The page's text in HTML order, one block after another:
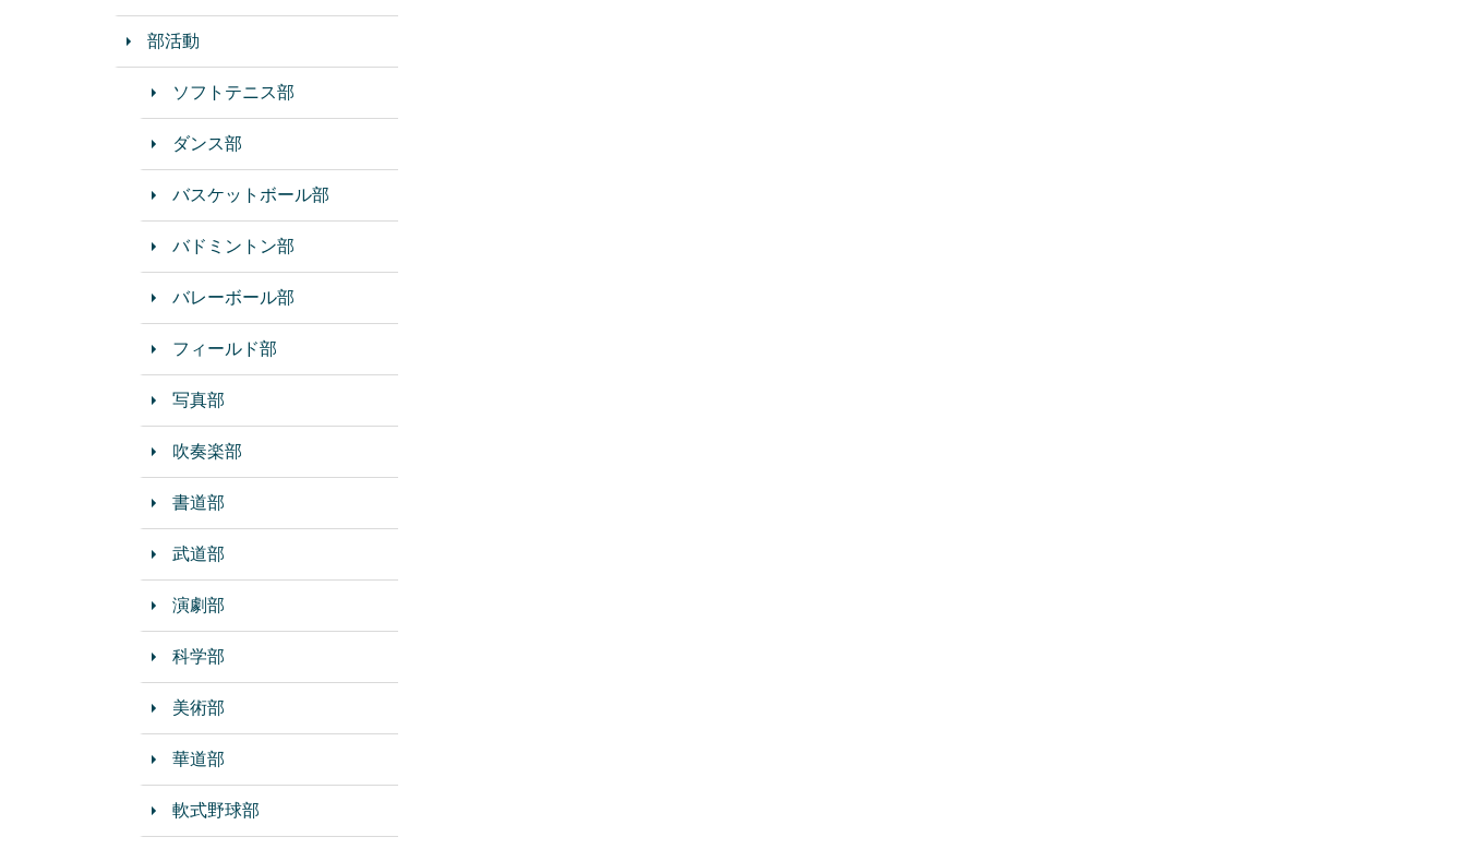
部活動
ソフトテニス部
ダンス部
バスケットボール部
バドミントン部
バレーボール部
フィールド部
写真部
吹奏楽部
書道部
武道部
演劇部
科学部
美術部
華道部
軟式野球部